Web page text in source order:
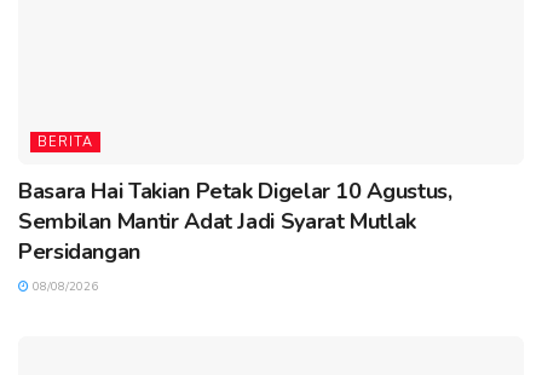
BERITA
Basara Hai Takian Petak Digelar 10 Agustus,
Sembilan Mantir Adat Jadi Syarat Mutlak
Persidangan
08/08/2026